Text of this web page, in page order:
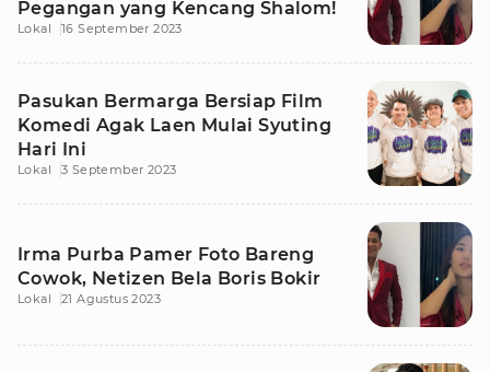
Pegangan yang Kencang Shalom!
Lokal 16 September 2023
Pasukan Bermarga Bersiap Film
Komedi Agak Laen Mulai Syuting
Hari Ini
Lokal 3 September 2023
Irma Purba Pamer Foto Bareng
Cowok, Netizen Bela Boris Bokir
Lokal 21 Agustus 2023